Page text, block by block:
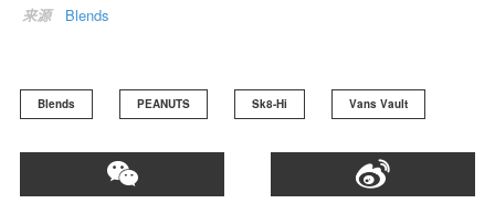
来源 Blends
Blends PEANUTS Sk8-Hi Vans Vault